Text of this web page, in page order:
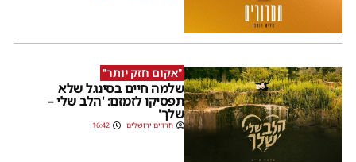
''אקום חזק יותר''
שלמה חיים בסינגל שלא
תפסיקו לזמזם: 'הלב שלי –
שלך'
חרדים ירושלים 16:42